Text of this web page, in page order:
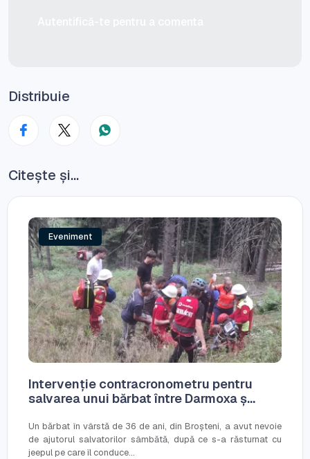
Distribuie
Citește și...
Eveniment
Intervenție contracronometru pentru
salvarea unui bărbat între Darmoxa ș...
Un bărbat în vârstă de 36 de ani, din Broșteni, a avut nevoie
de ajutorul salvatorilor sâmbătă, după ce s-a răsturnat cu
jeepul pe care îl conduce...